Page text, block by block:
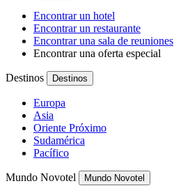
Encontrar un hotel
Encontrar un restaurante
Encontrar una sala de reuniones
Encontrar una oferta especial
Destinos Destinos
Europa
Asia
Oriente Próximo
Sudamérica
Pacífico
Mundo Novotel Mundo Novotel